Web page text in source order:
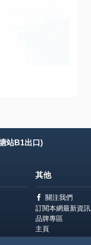
站B1出口)
其他
關注我們
訂閱本網最新資訊
品牌專區
主頁